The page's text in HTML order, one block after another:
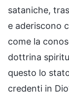
sataniche,
e aderiscono
come la
dottrina
questo lo
credenti in